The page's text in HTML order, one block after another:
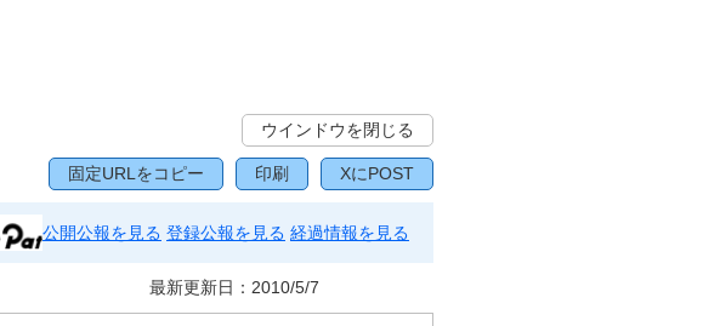
ウインドウを閉じる
固定URLをコピー 印刷 XにPOST
公開公報を見る 登録公報を見る 経過情報を見る
最新更新日： 2010/5/7